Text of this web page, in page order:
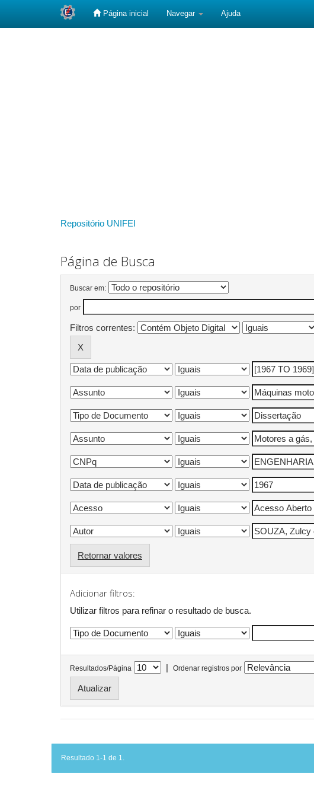
Página inicial Navegar Ajuda
Repositório UNIFEI
Página de Busca
Buscar em:
por
Filtros correntes:
Retornar valores
Adicionar filtros:
Utilizar filtros para refinar o resultado de busca.
Resultados/Página | Ordenar registros por
Resultado 1-1 de 1.